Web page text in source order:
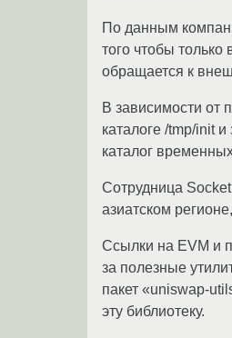
По данным
того чтобы
обращается к
В зависимости от
каталоге /tmp/init
каталог
Сотрудница
азиатском
Ссылки на EVM и
за полезные
пакет «uniswap-
эту библиотеку.